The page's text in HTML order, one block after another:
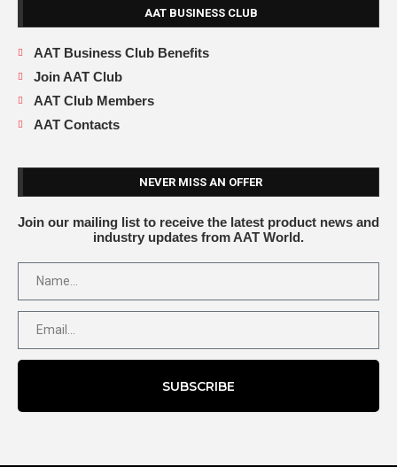
AAT BUSINESS CLUB
AAT Business Club Benefits
Join AAT Club
AAT Club Members
AAT Contacts
NEVER MISS AN OFFER
Join our mailing list to receive the latest product news and
industry updates from AAT World.
SUBSCRIBE